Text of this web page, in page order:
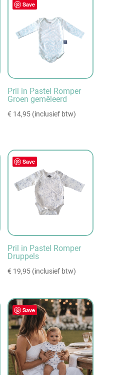
Save
Pril in Pastel Romper
Groen gemêleerd
€ 14,95 (inclusief btw)
Save
Pril in Pastel Romper
Druppels
€ 19,95 (inclusief btw)
Save